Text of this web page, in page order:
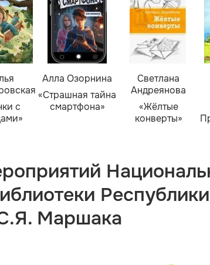
с
Алла Озорнина
«Страшная тайна
смартфона»
Светлана
Андреянова
«Жёлтые
конверты»
Республики
Маршака